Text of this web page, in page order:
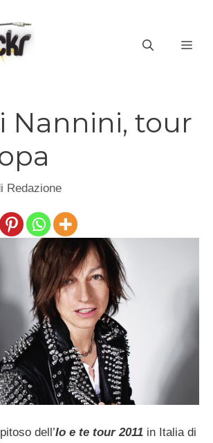
Nannini, tour
Redazione
dell’Io e te tour 2011 in Italia di